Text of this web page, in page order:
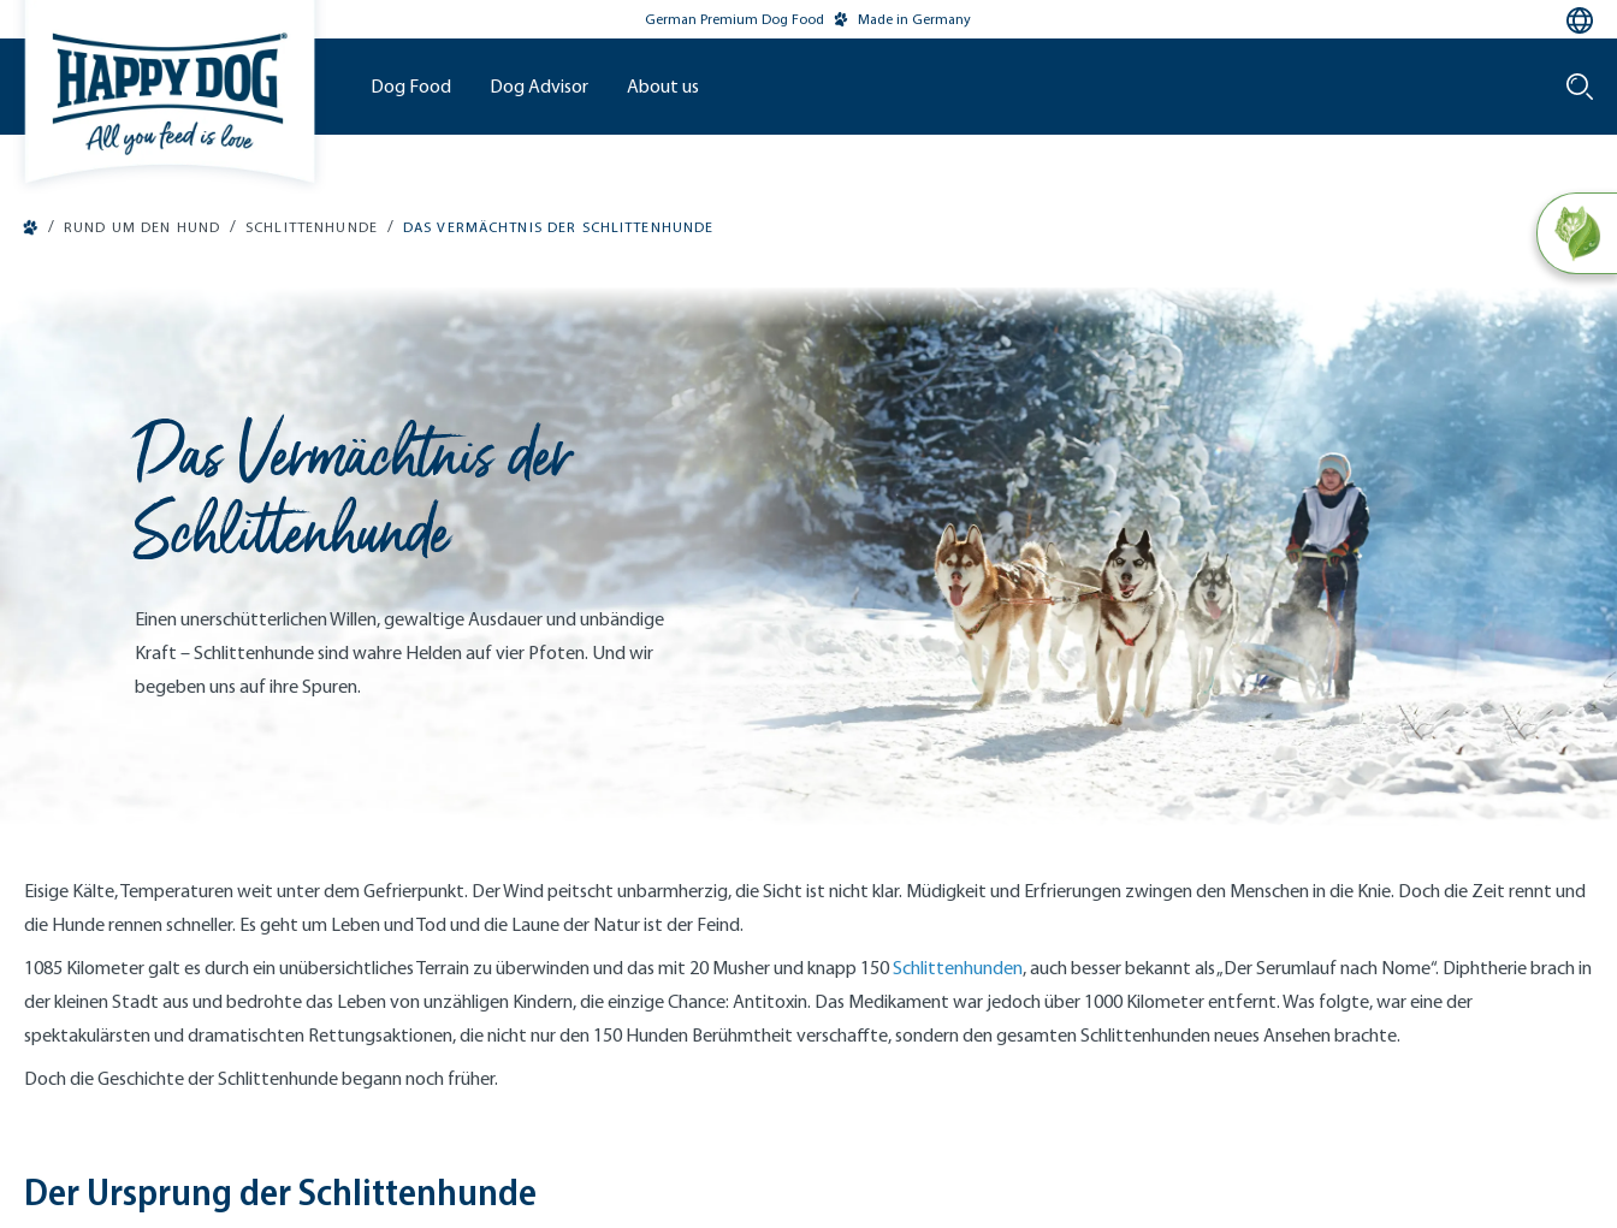
German Premium Dog Food Made in Germany
Dog Food Dog Advisor About us
/ RUND UM DEN HUND / SCHLITTENHUNDE / DAS VERMÄCHTNIS DER SCHLITTENHUNDE
Das Vermächtnis der
Schlittenhunde
Einen unerschütterlichen Willen, gewaltige Ausdauer und unbändige
Kraft – Schlittenhunde sind wahre Helden auf vier Pfoten. Und wir
begeben uns auf ihre Spuren.
Eisige Kälte, Temperaturen weit unter dem Gefrierpunkt. Der Wind peitscht unbarmherzig, die Sicht ist nicht klar. Müdigkeit und Erfrierungen zwingen den Menschen in die Knie. Doch die Zeit rennt und
die Hunde rennen schneller. Es geht um Leben und Tod und die Laune der Natur ist der Feind.
1085 Kilometer galt es durch ein unübersichtliches Terrain zu überwinden und das mit 20 Musher und knapp 150Schlittenhunden, auch besser bekannt als „Der Serumlauf nach Nome“. Diphtherie brach in
der kleinen Stadt aus und bedrohte das Leben von unzähligen Kindern, die einzige Chance: Antitoxin. Das Medikament war jedoch über 1000 Kilometer entfernt. Was folgte, war eine der
spektakulärsten und dramatischten Rettungsaktionen, die nicht nur den 150 Hunden Berühmtheit verschaffte, sondern den gesamten Schlittenhunden neues Ansehen brachte.
Doch die Geschichte der Schlittenhunde begann noch früher.
Der Ursprung der Schlittenhunde